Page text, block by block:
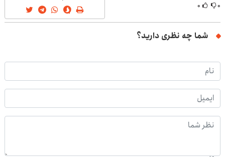
۰ ۰
شما چه نظری دارید؟